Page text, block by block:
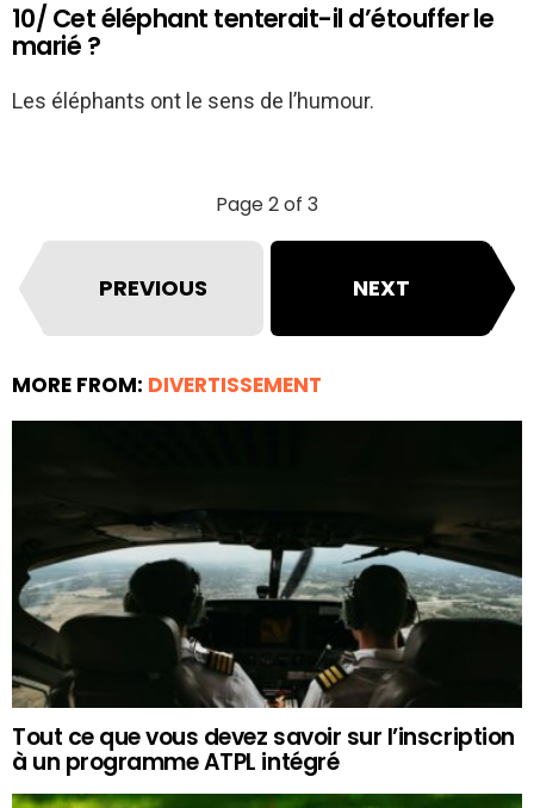
10/ Cet éléphant tenterait-il d’étouffer le
marié ?
Les éléphants ont le sens de l’humour.
Page 2 of 3
PREVIOUS NEXT
MORE FROM: DIVERTISSEMENT
Tout ce que vous devez savoir sur l’inscription
à un programme ATPL intégré